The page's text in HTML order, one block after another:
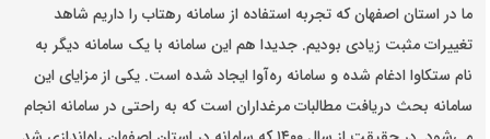
ما در استان اصفهان که تجربه استفاده از سامانه رهتاب را داریم شاهد
تغییرات مثبت زیادی بودیم.جدیدا هم این سامانه با یک سامانه دیگر به
نام ستکاوا ادغام شده و سامانه ره‌آوا ایجاد شده است. یکی از مزایای این
سامانه بحث دریافت مطالبات مرغداران است که به راحتی در سامانه انجام